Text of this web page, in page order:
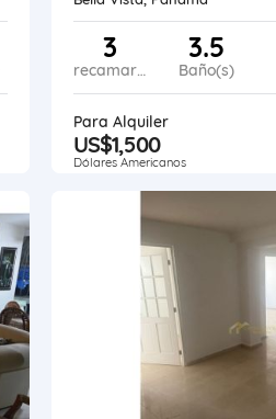
3
recamaras
3.5
Baño(s)
Para Alquiler
US$1,500
Dólares Americanos